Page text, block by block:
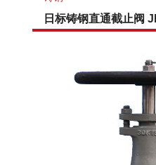
日标铸钢直通截止阀